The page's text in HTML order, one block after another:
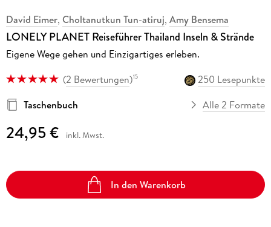
David Eimer, Choltanutkun Tun-atiruj, Amy Bensema
LONELY PLANET Reiseführer Thailand Inseln & Strände
Eigene Wege gehen und Einzigartiges erleben.
(2 Bewertungen)15
250 Lesepunkte
Taschenbuch
Alle 2 Formate
24,95 € inkl. Mwst.
In den Warenkorb